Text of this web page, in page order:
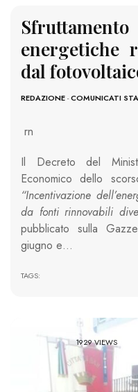
energetiche
dal
REDAZIONE-COMUNICATI
rn
Il Decreto del
Economico dello
“Incentivazione
da fonti rinnovabili
pubblicato sulla
giugno e…
TAGS:
1929 VIEWS